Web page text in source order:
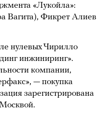
«Лукойла»:
Вагита), Фикрет Алиев
нулевых Чирилло
инжиниринг».
компании,
— покупка
зарегистрирована